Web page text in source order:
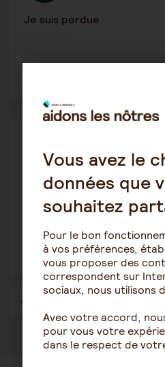
Je suis perdue
Alzheimer
Belouette
22 août 2023 7:48
Dégradation suite à
2225
Vous avez le
données que
souhaitez
Pour le bon
à vos préférences,
vous proposer des
correspondent sur
sociaux, nous utilisons
Avec votre accord,
pour vous votre
dans le respect de